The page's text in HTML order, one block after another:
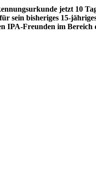
jetzt 10
sein bisheriges 15-
IPA-Freunden im